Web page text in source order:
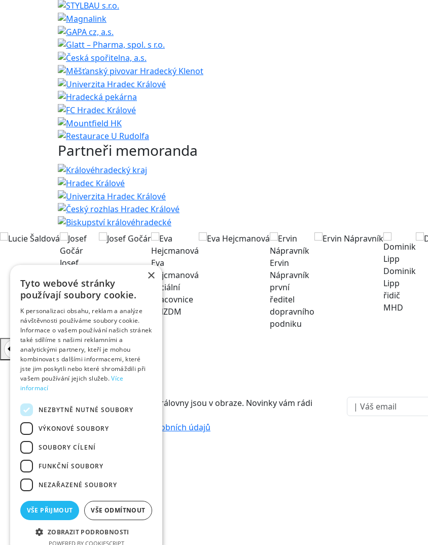
Partneři memoranda
Josef
architekt
Eva
Hejcmanová
sociální
pracovnice
v NZDM
Ervin
Nápravník
první
ředitel
dopravního
podniku
Dominik
Lipp
řidič
MHD
Králové a Královny jsou v obraze. Novinky vám rádi
doručíme na mail.
Informace o zpracování osobních údajů
Informace
T:+420 734 561 247
Kancelář oslav
Velké náměstí 1/3
500 03 Hradec Králové
×
Tyto webové stránky
používají soubory cookie.
K personalizaci obsahu, reklam a analýze
návštěvnosti používáme soubory cookie.
Informace o vašem používání našich stránek
také sdílíme s našimi reklamními a
analytickými partnery, kteří je mohou
kombinovat s dalšími informacemi, které
jste jim poskytli nebo které shromáždili při
vašem používání jejich služeb.Více
informací
NEZBYTNĚ NUTNÉ SOUBORY
VÝKONOVÉ SOUBORY
SOUBORY CÍLENÍ
FUNKČNÍ SOUBORY
NEZAŘAZENÉ SOUBORY
VŠE PŘIJMOUT VŠE ODMÍTNOUT
ZOBRAZIT PODROBNOSTI
POWERED BY COOKIESCRIPT